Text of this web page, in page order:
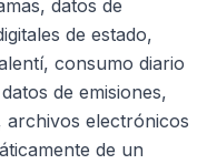
datos de
de estado,
consumo diario
de emisiones,
archivos electrónicos
de un